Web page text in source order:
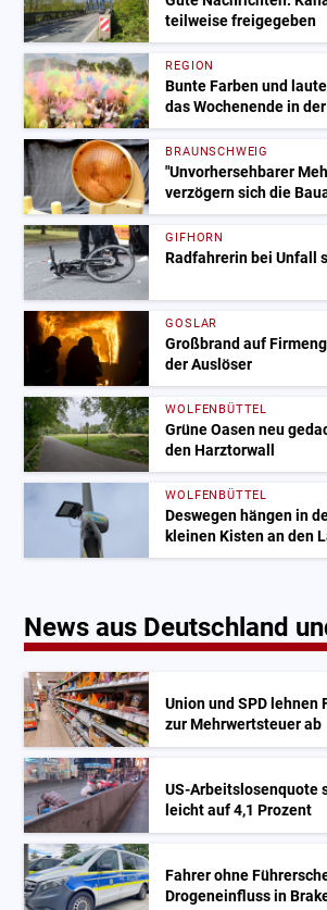
teilweise freigegeben
REGION
Bunte Farben und
das Wochenende in
BRAUNSCHWEIG
"Unvorhersehbarer
verzögern sich die
GIFHORN
Radfahrerin bei Unfall
GOSLAR
Großbrand auf
der Auslöser
WOLFENBÜTTEL
Grüne Oasen neu
den Harztorwall
WOLFENBÜTTEL
Deswegen hängen in
kleinen Kisten an den
News aus Deutschland
Union und SPD lehnen
zur Mehrwertsteuer ab
US-Arbeitslosenquote
leicht auf 4,1 Prozent
Fahrer ohne
Drogeneinfluss in